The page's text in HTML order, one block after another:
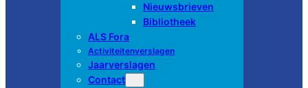
Nieuwsbrieven
Bibliotheek
ALS Fora
Activiteitenverslagen
Jaarverslagen
Contact